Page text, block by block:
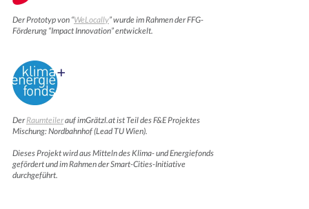
Der Prototyp von “WeLocally” wurde im Rahmen der FFG-
Förderung “Impact Innovation” entwickelt.
DerRaumteilerauf imGrätzl.at ist Teil des F&E Projektes
Mischung: Nordbahnhof (Lead TU Wien).
Dieses Projekt wird aus Mitteln des Klima- und Energiefonds
gefördert und im Rahmen der Smart-Cities-Initiative
durchgeführt.